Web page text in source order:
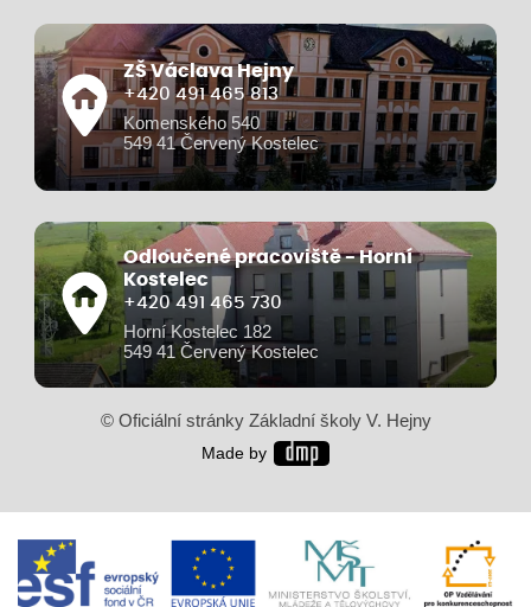
ZŠ Václava Hejny
+420 491 465 813
Komenského 540
549 41 Červený Kostelec
Odloučené pracoviště - Horní
Kostelec
+420 491 465 730
Horní Kostelec 182
549 41 Červený Kostelec
© Oficiální stránky Základní školy V. Hejny
Made by